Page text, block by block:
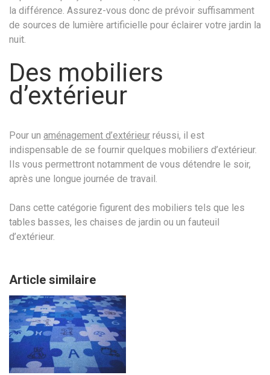
la différence. Assurez-vous donc de prévoir suffisamment
de sources de lumière artificielle pour éclairer votre jardin la
nuit.
Des mobiliers
d’extérieur
Pour un aménagement d’extérieur réussi, il est
indispensable de se fournir quelques mobiliers d’extérieur.
Ils vous permettront notamment de vous détendre le soir,
après une longue journée de travail.
Dans cette catégorie figurent des mobiliers tels que les
tables basses, les chaises de jardin ou un fauteuil
d’extérieur.
Article similaire